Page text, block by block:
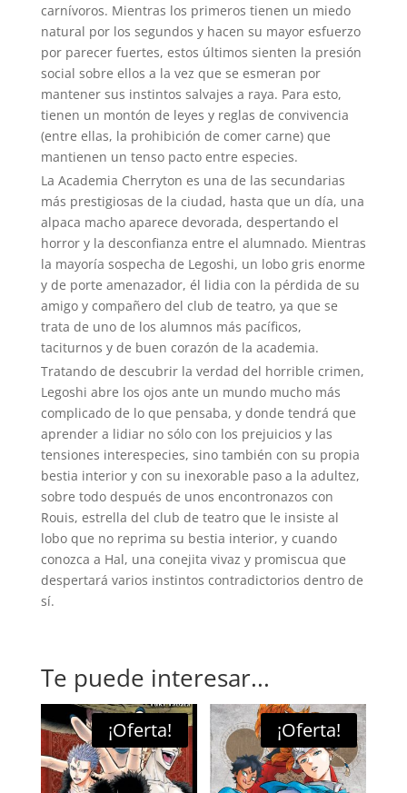
carnívoros. Mientras los primeros tienen un miedo
natural por los segundos y hacen su mayor esfuerzo
por parecer fuertes, estos últimos sienten la presión
social sobre ellos a la vez que se esmeran por
mantener sus instintos salvajes a raya. Para esto,
tienen un montón de leyes y reglas de convivencia
(entre ellas, la prohibición de comer carne) que
mantienen un tenso pacto entre especies.
La Academia Cherryton es una de las secundarias
más prestigiosas de la ciudad, hasta que un día, una
alpaca macho aparece devorada, despertando el
horror y la desconfianza entre el alumnado. Mientras
la mayoría sospecha de Legoshi, un lobo gris enorme
y de porte amenazador, él lidia con la pérdida de su
amigo y compañero del club de teatro, ya que se
trata de uno de los alumnos más pacíficos,
taciturnos y de buen corazón de la academia.
Tratando de descubrir la verdad del horrible crimen,
Legoshi abre los ojos ante un mundo mucho más
complicado de lo que pensaba, y donde tendrá que
aprender a lidiar no sólo con los prejuicios y las
tensiones interespecies, sino también con su propia
bestia interior y con su inexorable paso a la adultez,
sobre todo después de unos encontronazos con
Rouis, estrella del club de teatro que le insiste al
lobo que no reprima su bestia interior, y cuando
conozca a Hal, una conejita vivaz y promiscua que
despertará varios instintos contradictorios dentro de
sí.
Te puede interesar...
¡Oferta! ¡Oferta!